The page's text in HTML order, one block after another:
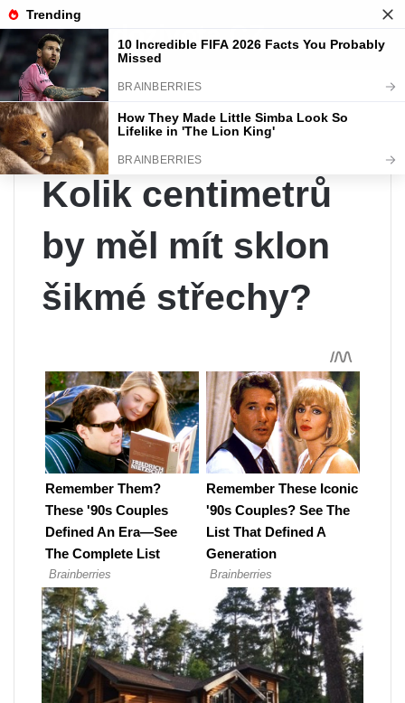
Menu
Radydozivota.CZ
Home Tipy/Kolik centimetrů by měl mít sklon šikmé
střechy?
Tipy
Kolik centimetrů
by měl mít sklon
šikmé střechy?